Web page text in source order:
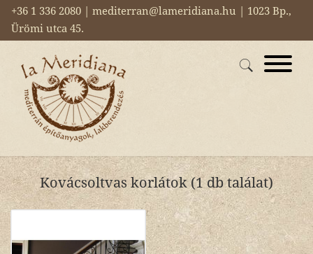
+36 1 336 2080 | mediterran@lameridiana.hu | 1023 Bp.,
Ürömi utca 45.
Kovácsoltvas korlátok (1 db találat)